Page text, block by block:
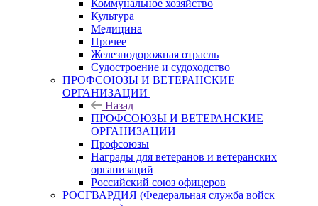
Коммунальное хозяйство
Культура
Медицина
Прочее
Железнодорожная отрасль
Судостроение и судоходство
ПРОФСОЮЗЫ И ВЕТЕРАНСКИЕ
ОРГАНИЗАЦИИ
Назад
ПРОФСОЮЗЫ И ВЕТЕРАНСКИЕ
ОРГАНИЗАЦИИ
Профсоюзы
Награды для ветеранов и ветеранских
организаций
Российский союз офицеров
РОСГВАРДИЯ (Федеральная служба войск